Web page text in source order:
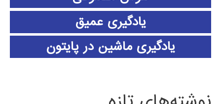
یادگیری عمیق
یادگیری ماشین در پایتون